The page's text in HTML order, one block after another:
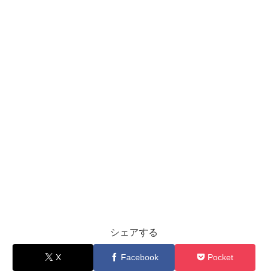
シェアする
X Facebook Pocket